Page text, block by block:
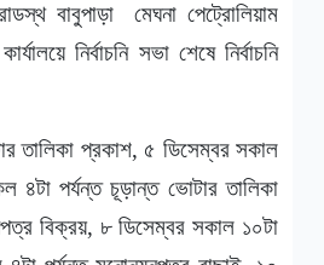
বাবুপাড়া মেঘনা পেট্রোলিয়াম
নির্বাচনি সভা শেষে নির্বাচনি
তালিকা প্রকাশ, ৫ ডিসেম্বর সকাল
পর্যন্ত চূড়ান্ত ভোটার তালিকা
বিক্রয়, ৮ ডিসেম্বর সকাল ১০টা